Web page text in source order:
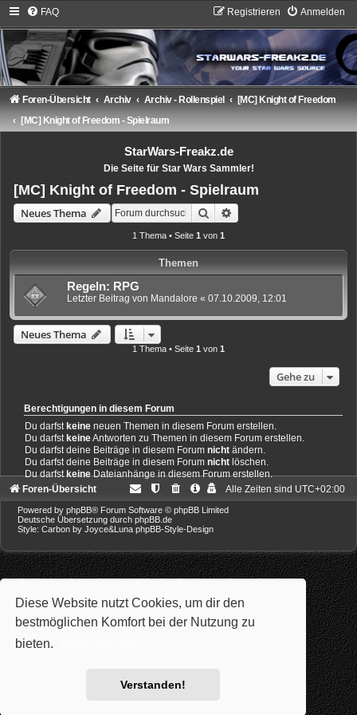
Diese Website nutzt Cookies, um dir den
bestmöglichen Komfort bei der Nutzung zu
bieten.
Verstanden!
FAQ Anmelden
Registrieren
Foren-Übersicht Archiv Archiv - Rollenspiel
[MC] Knight of Freedom
[MC] Knight of Freedom - Spielraum
StarWars-Freakz.de
Die Seite für Star Wars Sammler!
[MC] Knight of Freedom - Spielraum
Neues Thema Suche
1 Thema • Seite 1 von 1
Themen
Regeln: RPG
Letzter Beitrag von Mandalore « 07.10.2009, 12:01
Neues Thema
1 Thema • Seite 1 von 1
Gehe zu
Berechtigungen in diesem Forum
Du darfstkeine neuen Themen in diesem Forum erstellen.
Du darfstkeineAntworten zu Themen in diesem Forum erstellen.
Du darfst deine Beiträge in diesem Forumnicht ändern.
Du darfst deine Beiträge in diesem Forumnicht löschen.
Du darfstkeineDateianhänge in diesem Forum erstellen.
Foren-Übersicht
Alle Zeiten sind UTC+02:00
Powered by phpBB® Forum Software © phpBB Limited
Deutsche Übersetzung durch phpBB.de
Style: Carbon by Joyce&Luna phpBB-Style-Design